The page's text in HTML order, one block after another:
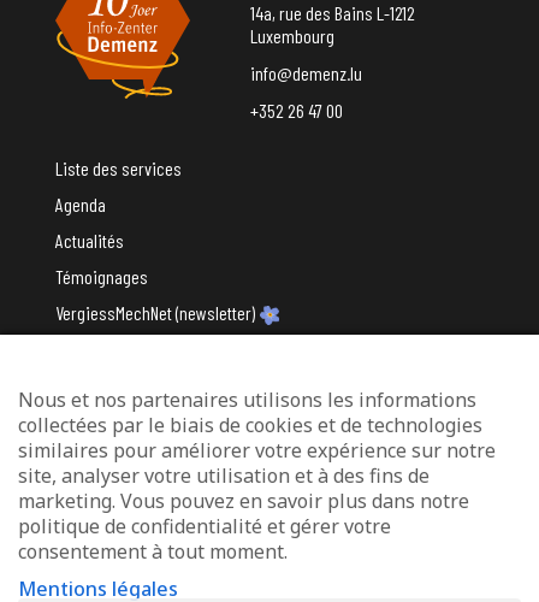
14a, rue des Bains L-1212
Luxembourg
info@demenz.lu
+352 26 47 00
Liste des services
Agenda
Actualités
Témoignages
VergiessMechNet (newsletter)
Avec le soutien du
Mentions légales
Nous et nos partenaires utilisons les informations
collectées par le biais de cookies et de technologies
similaires pour améliorer votre expérience sur notre
site, analyser votre utilisation et à des fins de
marketing. Vous pouvez en savoir plus dans notre
politique de confidentialité et gérer votre
consentement à tout moment.
Mentions légales